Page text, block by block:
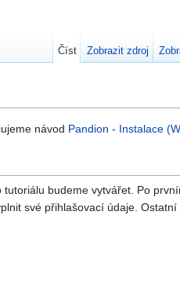
návod Pandion - Instalace
budeme vytvářet. Po
své přihlašovací údaje.
Číst Zobrazit zdroj